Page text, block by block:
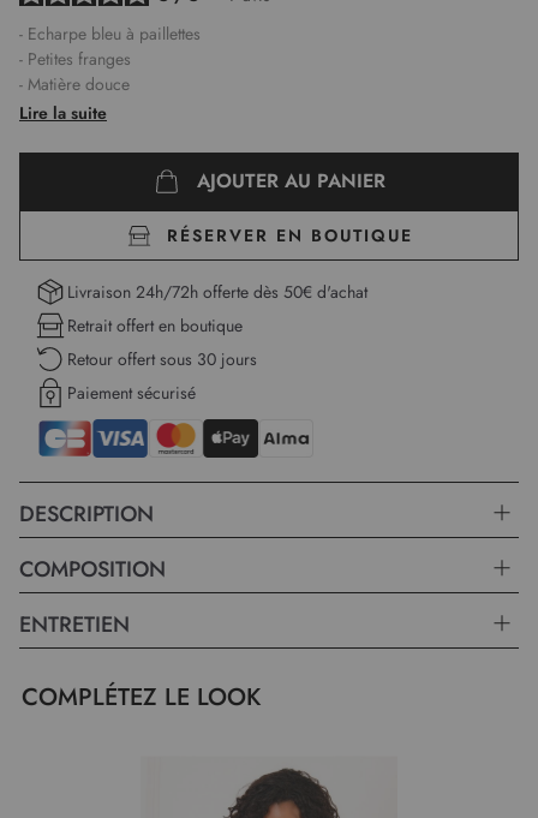
- Echarpe bleu à paillettes
- Petites franges
- Matière douce
Lire la suite
AJOUTER AU PANIER
RÉSERVER EN BOUTIQUE
Livraison 24h/72h offerte dès 50€ d'achat
Retrait offert en boutique
Retour offert sous 30 jours
Paiement sécurisé
DESCRIPTION
COMPOSITION
ENTRETIEN
COMPLÉTEZ LE LOOK